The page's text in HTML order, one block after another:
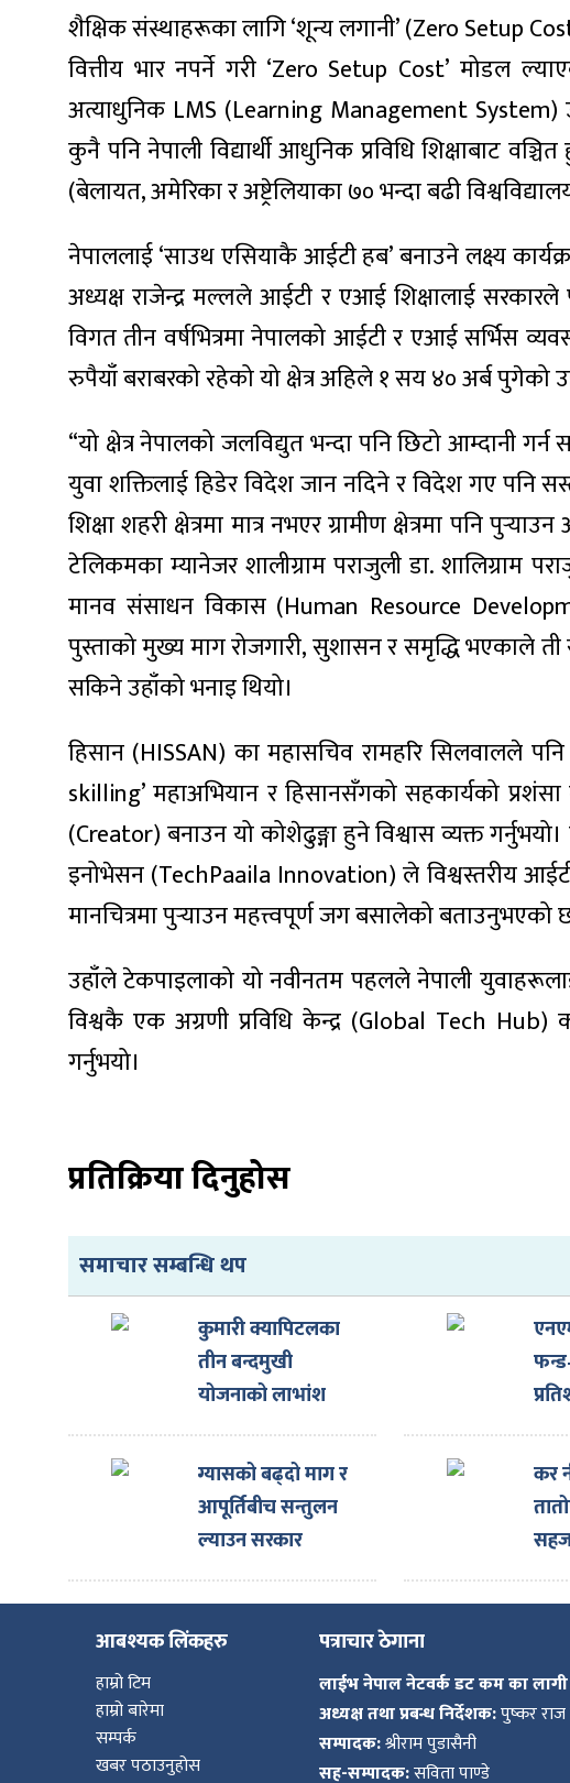
शैक्षिक संस्थाहरूका लागि ‘शून्य लगानी’ (Zero Setup
वित्तीय भार नपर्ने गरी ‘Zero Setup Cost’ मोडल
अत्याधुनिक LMS (Learning Management System)
कुनै पनि नेपाली विद्यार्थी आधुनिक प्रविधि शिक्षाबाट
(बेलायत, अमेरिका र अष्ट्रेलियाका ७० भन्दा बढी
नेपाललाई ‘साउथ एसियाकै आईटी हब’ बनाउने लक्ष्य
अध्यक्ष राजेन्द्र मल्लले आईटी र एआई शिक्षालाई सरकारले
विगत तीन वर्षभित्रमा नेपालको आईटी र एआई सर्भिस
रुपैयाँ बराबरको रहेको यो क्षेत्र अहिले १ सय ४० अर्ब पुगेको
“यो क्षेत्र नेपालको जलविद्युत भन्दा पनि छिटो आम्दानी
युवा शक्तिलाई हिडेर विदेश जान नदिने र विदेश गए पनि
शिक्षा शहरी क्षेत्रमा मात्र नभएर ग्रामीण क्षेत्रमा पनि
टेलिकमका म्यानेजर शालीग्राम पराजुली डा. शालिग्राम
मानव संसाधन विकास (Human Resource
पुस्ताको मुख्य माग रोजगारी, सुशासन र समृद्धि भएकाले
सकिने उहाँको भनाइ थियो।
हिसान (HISSAN) का महासचिव रामहरि सिलवालले
skilling’ महाअभियान र हिसानसँगको सहकार्यको प्रशंसा
(Creator) बनाउन यो कोशेढुङ्गा हुने विश्वास व्यक्त
इनोभेसन (TechPaaila Innovation) ले विश्वस्तरीय
मानचित्रमा पुर्‍याउन महत्त्वपूर्ण जग बसालेको बताउनुभएको
उहाँले टेकपाइलाको यो नवीनतम पहलले नेपाली युवाहरूलाई
विश्वकै एक अग्रणी प्रविधि केन्द्र (Global Tech Hub)
गर्नुभयो।
प्रतिक्रिया दिनुहोस
समाचार सम्बन्धि थप
कुमारी क्यापिटलका
तीन बन्दमुखी
योजनाको लाभांश
घोषणा
ग्यासको बढ्दो माग र
आपूर्तिबीच सन्तुलन
ल्याउन सरकार
प्रयासरतः उद्योगमन्त्री
कर
आबश्यक लिंकहरु
हाम्रो टिम
हाम्रो बारेमा
सम्पर्क
खबर पठाउनुहोस
पत्राचार ठेगाना
लाईभ नेपाल नेटवर्क डट कम का लागी
अध्यक्ष तथा प्रबन्ध निर्देशक:पुष्कर राज
सम्पादक:श्रीराम पुडासैनी
सह-सम्पादक:सविता पाण्डे